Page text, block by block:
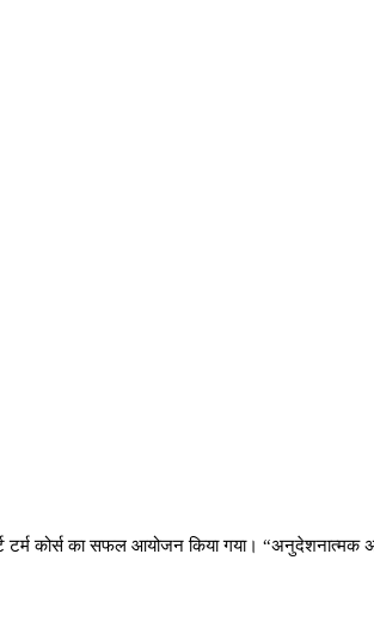
टर्म कोर्स का सफल आयोजन किया गया। “अनुदेशनात्मक